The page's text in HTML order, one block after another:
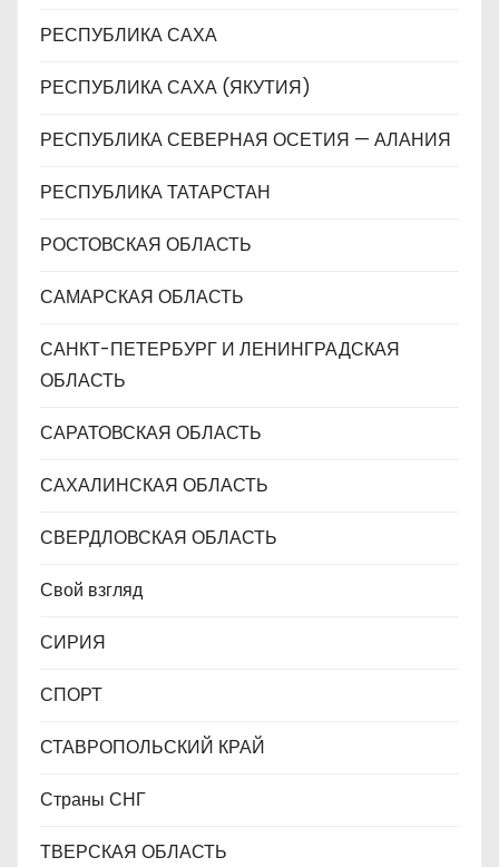
РЕСПУБЛИКА САХА
РЕСПУБЛИКА САХА (ЯКУТИЯ)
РЕСПУБЛИКА СЕВЕРНАЯ ОСЕТИЯ — АЛАНИЯ
РЕСПУБЛИКА ТАТАРСТАН
РОСТОВСКАЯ ОБЛАСТЬ
САМАРСКАЯ ОБЛАСТЬ
САНКТ-ПЕТЕРБУРГ И ЛЕНИНГРАДСКАЯ
ОБЛАСТЬ
САРАТОВСКАЯ ОБЛАСТЬ
САХАЛИНСКАЯ ОБЛАСТЬ
СВЕРДЛОВСКАЯ ОБЛАСТЬ
Свой взгляд
СИРИЯ
СПОРТ
СТАВРОПОЛЬСКИЙ КРАЙ
Страны СНГ
ТВЕРСКАЯ ОБЛАСТЬ